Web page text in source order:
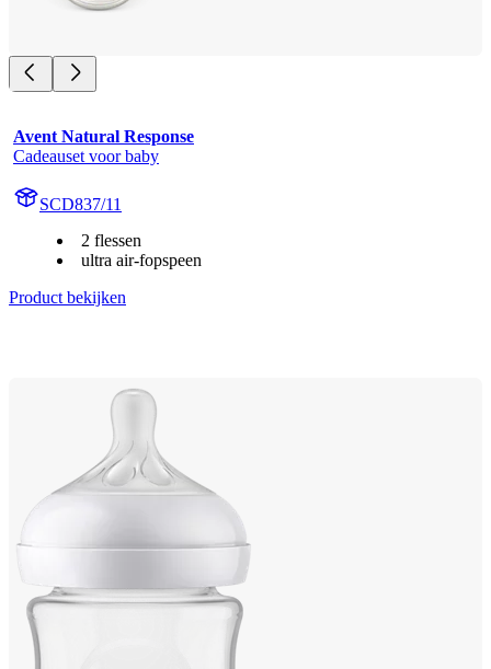
Avent Natural Response
Cadeauset voor baby
SCD837/11
2 flessen
ultra air-fopspeen
Product bekijken